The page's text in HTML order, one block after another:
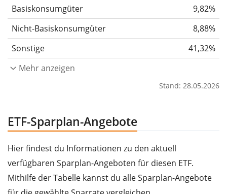
Basiskonsumgüter
9,82%
Nicht-Basiskonsumgüter
8,88%
Sonstige
41,32%
Mehr anzeigen
Stand: 28.05.2026
ETF-Sparplan-Angebote
Hier findest du Informationen zu den aktuell
verfügbaren Sparplan-Angeboten für diesen ETF.
Mithilfe der Tabelle kannst du alle Sparplan-Angebote